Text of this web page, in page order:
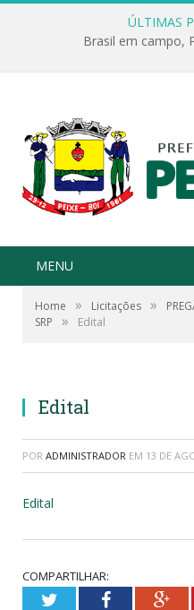
ÚLTIMAS
Brasil em campo,
MENU
Home » Licitações »
SRP
» Edital
Edital
POR ADMINISTRADOR EM 13 DE
Edital
COMPARTILHAR:
TwitterFacebook